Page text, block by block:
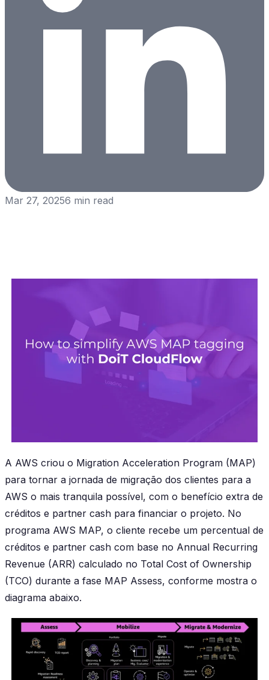
Mar 27, 20256 min read
A AWS criou o Migration Acceleration Program (MAP)
para tornar a jornada de migração dos clientes para a
AWS o mais tranquila possível, com o benefício extra de
créditos e partner cash para financiar o projeto. No
programa AWS MAP, o cliente recebe um percentual de
créditos e partner cash com base no Annual Recurring
Revenue (ARR) calculado no Total Cost of Ownership
(TCO) durante a fase MAP Assess, conforme mostra o
diagrama abaixo.